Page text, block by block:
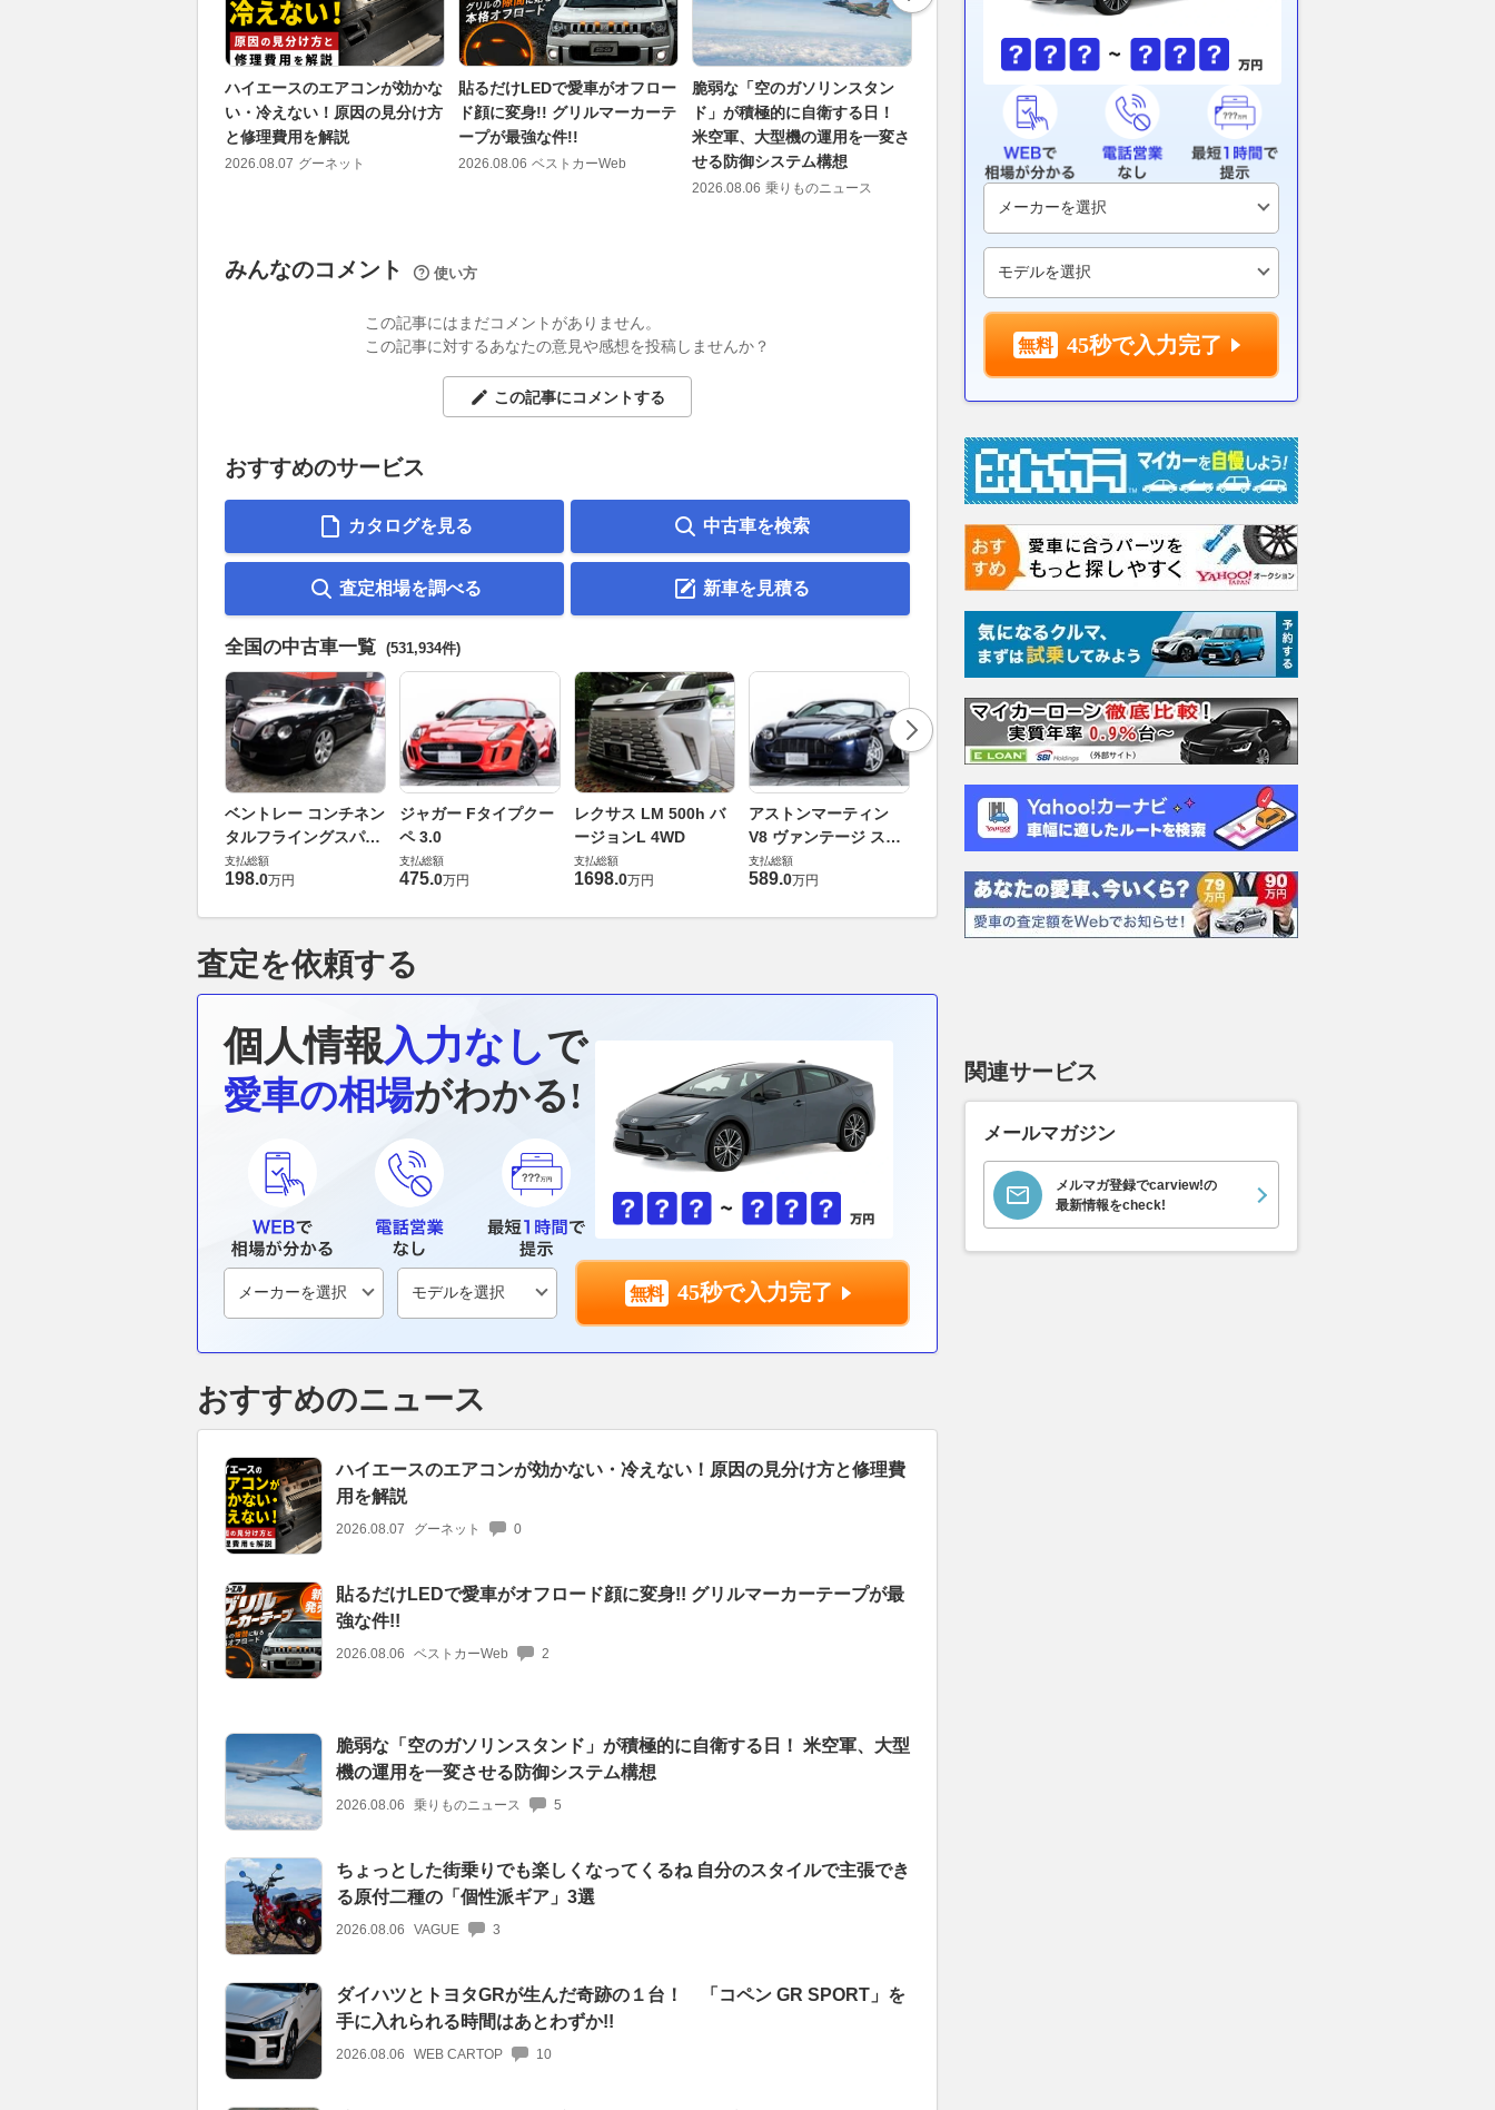
ハイエースのエアコンが効かな
い・冷えない！原因の見分け方
と修理費用を解説
2026.08.07 グーネット
貼るだけLEDで愛車がオフロー
ド顔に変身!! グリルマーカーテ
ープが最強な件!!
2026.08.06 ベストカーWeb
脆弱な「空のガソリンスタン
ド」が積極的に自衛する日！
米空軍、大型機の運用を一変さ
せる防御システム構想
2026.08.06 乗りものニュース
なってくるね 自分のスタイル
で主張できる原付二種の「個性
派ギア」3選
2026.08.06 VAGUE
奇跡の１台！ 「コペン GR
SPORT」を手に入れられる時
間はあとわずか!!
2026.08.06 WEB CARTOP
みんなのコメント 使い方
この記事にはまだコメントがありません。
この記事に対するあなたの意見や感想を投稿しませんか？
この記事にコメントする
おすすめのサービス
カタログを見る 中古車を検索
査定相場を調べる 新車を見積る
全国の中古車一覧 (531,934件)
ベントレー コンチネン
タルフライングスパー
6.0 4WD
支払総額
198.0万円
ジャガー Fタイプクー
ペ 3.0
支払総額
475.0万円
レクサス LM 500h バ
ージョンL 4WD
支払総額
1698.0万円
アストンマーティン
V8 ヴァンテージ スポ
ーツシフト
支払総額
589.0万円
ロータス エヴォーラ
エヴォーラ
支払総額
0万円
ホンダ NSX 3.0
支払総額
万円
ロールスロイス ゴース
ト ロールスロイス ゴ
ースト(第1世代 / RR4)
支払総額
905
査定を依頼する
個人情報入力なしで
愛車の相場がわかる!
45秒で入力完了
おすすめのニュース
ハイエースのエアコンが効かない・冷えない！原因の見分け方と修理費
用を解説
2026.08.07 グーネット 0
貼るだけLEDで愛車がオフロード顔に変身!! グリルマーカーテープが最
強な件!!
2026.08.06 ベストカーWeb 2
脆弱な「空のガソリンスタンド」が積極的に自衛する日！ 米空軍、大型
機の運用を一変させる防御システム構想
2026.08.06 乗りものニュース 5
ちょっとした街乗りでも楽しくなってくるね 自分のスタイルで主張でき
る原付二種の「個性派ギア」3選
2026.08.06 VAGUE 3
ダイハツとトヨタGRが生んだ奇跡の１台！ 「コペン GR SPORT」を
手に入れられる時間はあとわずか!!
2026.08.06 WEB CARTOP 10
45秒で入力完了
関連サービス
メールマガジン
メルマガ登録でcarview!の
最新情報をcheck!